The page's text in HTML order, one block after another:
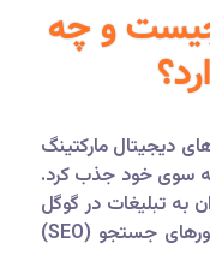
چیست و چه
دیجیتال مارکتینگ
سوی خود جذب کرد.
به تبلیغات در گوگل
و شبکه‌های اجتماعی، بهینه‌سازی موتورهای جستجو (SEO)